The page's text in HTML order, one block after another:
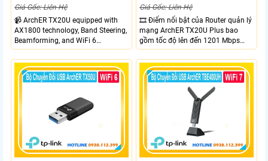
Giá Gốc: Liên Hệ
📹 ArchER TX20U equipped with
AX1800 technology, Band Steering,
Beamforming, and WiFi 6
transmission. Band Steering
technology optimizes connections,
Beamforming enhances signal
focus for better coverage. Upgrade
leading-edge features.
Giá Gốc: Liên Hệ
🎞 Điểm nổi bật của Router quản lý
mạng ArchER TX20U Plus bao
gồm tốc độ lên đến 1201 Mbps
trên băng tần 5 GHz và 574 Mbps
trên băng tần 2.4 GHz. công nghệ
Band Steering, Beamforming và
Wifi 6 cung cấp hiệu suất cao và
ổn định cho mạng Wi-Fi của bạn.